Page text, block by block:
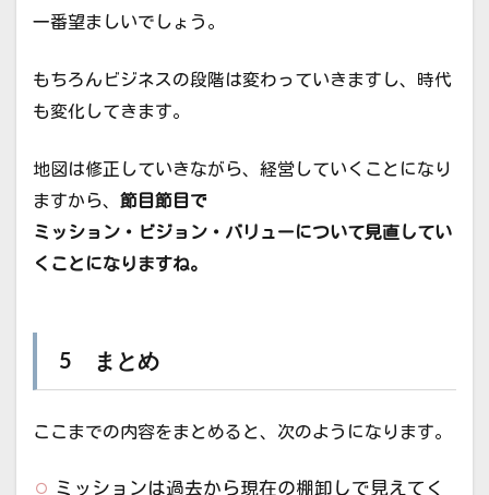
一番望ましいでしょう。
もちろんビジネスの段階は変わっていきますし、時代
も変化してきます。
地図は修正していきながら、経営していくことになり
ますから、 節目節目で
ミッション・ビジョン・バリューについて見直してい
くことになりますね。
5 まとめ
ここまでの内容をまとめると、次のようになります。
ミッションは過去から現在の棚卸しで見えてく